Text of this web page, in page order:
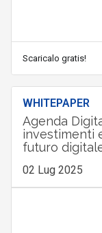
Scaricalo gratis!
WHITEPAPER
Agenda
investimenti
futuro
02 Lug 2025